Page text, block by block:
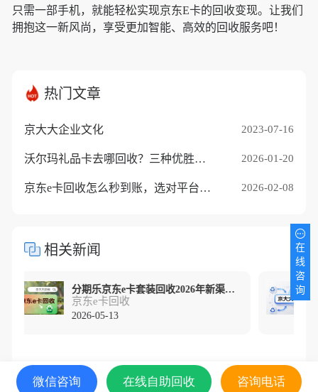
只需一部手机，就能轻松实现京东E卡的回收变现。让我们
拥抱这一新风尚，享受更加智能、高效的回收服务吧！
热门文章
京大大企业文化 2023-07-16
沃尔玛礼品卡去哪回收？三种优胜途径推荐 2026-01-20
京东e卡回收怎么秒到账，选对平台是关键 2026-02-08
相关新闻
分期乐京东e卡套装回收2026年新渠道精准测评
京东e卡回收
2026-05-13
微信咨询 在线自助回收 咨询电话
在
线
咨
询